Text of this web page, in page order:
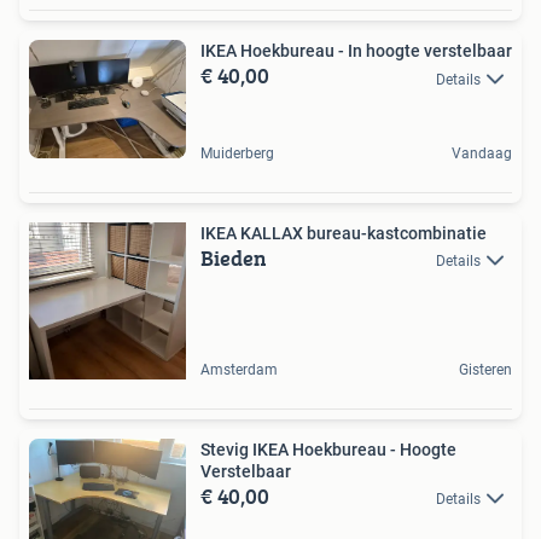
IKEA Hoekbureau - In hoogte verstelbaar
€ 40,00 Details
Muiderberg Vandaag
IKEA KALLAX bureau-kastcombinatie
Bieden Details
Amsterdam Gisteren
Stevig IKEA Hoekbureau - Hoogte
Verstelbaar
€ 40,00 Details